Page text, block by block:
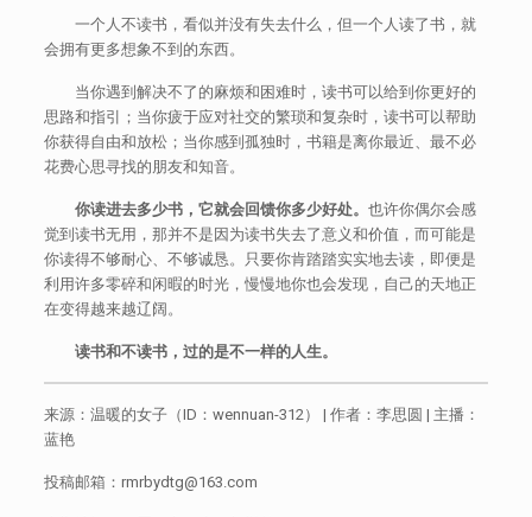
一个人不读书，看似并没有失去什么，但一个人读了书，就
会拥有更多想象不到的东西。
当你遇到解决不了的麻烦和困难时，读书可以给到你更好的
思路和指引；当你疲于应对社交的繁琐和复杂时，读书可以帮助
你获得自由和放松；当你感到孤独时，书籍是离你最近、最不必
花费心思寻找的朋友和知音。
你读进去多少书，它就会回馈你多少好处。 也许你偶尔会感
觉到读书无用，那并不是因为读书失去了意义和价值，而可能是
你读得不够耐心、不够诚恳。只要你肯踏踏实实地去读，即便是
利用许多零碎和闲暇的时光，慢慢地你也会发现，自己的天地正
在变得越来越辽阔。
读书和不读书，过的是不一样的人生。
来源：温暖的女子（ID：wennuan-312） | 作者：李思圆 | 主播：
蓝艳
投稿邮箱：rmrbydtg@163.com